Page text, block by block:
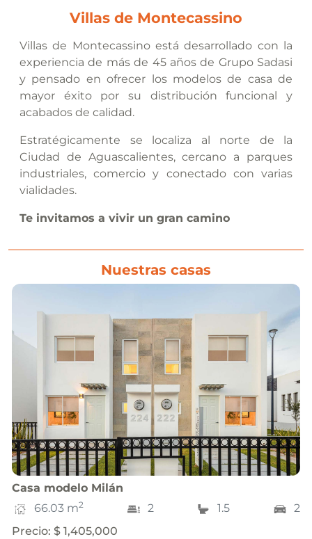
Villas de Montecassino
Villas de Montecassino está desarrollado con la
experiencia de más de 45 años de Grupo Sadasi
y pensado en ofrecer los modelos de casa de
mayor éxito por su distribución funcional y
acabados de calidad.
Estratégicamente se localiza al norte de la
Ciudad de Aguascalientes, cercano a parques
industriales, comercio y conectado con varias
vialidades.
Te invitamos a vivir un gran camino
Nuestras casas
Casa modelo Milán
66.03 m2 2 1.5
2
Precio: $ 1,405,000